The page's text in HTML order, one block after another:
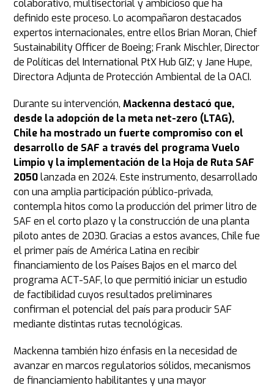
colaborativo, multisectorial y ambicioso que ha
definido este proceso. Lo acompañaron destacados
expertos internacionales, entre ellos Brian Moran, Chief
Sustainability Officer de Boeing; Frank Mischler, Director
de Políticas del International PtX Hub GIZ; y Jane Hupe,
Directora Adjunta de Protección Ambiental de la OACI.
Durante su intervención,Mackenna destacó que,
desde la adopción de la meta net-zero (LTAG),
Chile ha mostrado un fuerte compromiso con el
desarrollo de SAF a través del programa Vuelo
Limpio y la implementación de la Hoja de Ruta SAF
2050lanzada en 2024. Este instrumento, desarrollado
con una amplia participación público-privada,
contempla hitos como la producción del primer litro de
SAF en el corto plazo y la construcción de una planta
piloto antes de 2030. Gracias a estos avances, Chile fue
el primer país de América Latina en recibir
financiamiento de los Países Bajos en el marco del
programa ACT-SAF, lo que permitió iniciar un estudio
de factibilidad cuyos resultados preliminares
confirman el potencial del país para producir SAF
mediante distintas rutas tecnológicas.
Mackenna también hizo énfasis en la necesidad de
avanzar en marcos regulatorios sólidos, mecanismos
de financiamiento habilitantes y una mayor